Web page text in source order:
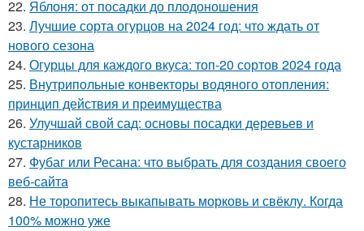
22. Яблоня: от посадки до плодоношения
23. Лучшие сорта огурцов на 2024 год: что ждать от
нового сезона
24. Огурцы для каждого вкуса: топ-20 сортов 2024 года
25. Внутрипольные конвекторы водяного отопления:
принцип действия и преимущества
26. Улучшай свой сад: основы посадки деревьев и
кустарников
27. Фубаг или Ресана: что выбрать для создания своего
веб-сайта
28. Не торопитесь выкапывать морковь и свёклу. Когда
100% можно уже